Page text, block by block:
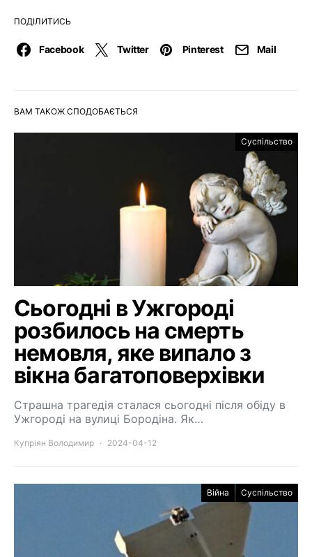
ПОДІЛИТИСЬ
Facebook Twitter Pinterest Mail
ВАМ ТАКОЖ СПОДОБАЄТЬСЯ
Суспільство
Сьогодні в Ужгороді
розбилось на смерть
немовля, яке випало з
вікна багатоповерхівки
Страшна трагедія сталася сьогодні після обіду в
Ужгороді на вулиці Бородіна. Як…
Купріян Володимир 2024-04-12
Війна Суспільство